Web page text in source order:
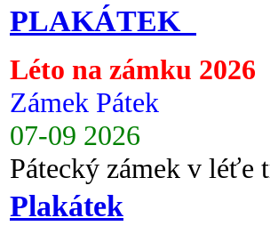
PLAKÁTEK
Léto na zámku 2026
Zámek Pátek
07-09 2026
Pátecký zámek v léťe
Plakátek